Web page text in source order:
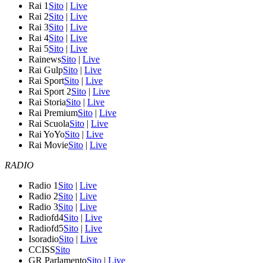
Rai 1 Sito | Live
Rai 2Sito | Live
Rai 3Sito | Live
Rai 4Sito | Live
Rai 5Sito | Live
RainewsSito | Live
Rai GulpSito | Live
Rai SportSito | Live
Rai Sport 2Sito | Live
Rai StoriaSito | Live
Rai PremiumSito | Live
Rai ScuolaSito | Live
Rai YoYoSito | Live
Rai MovieSito | Live
RADIO
Radio 1 Sito | Live
Radio 2Sito | Live
Radio 3Sito | Live
Radiofd4Sito | Live
Radiofd5Sito | Live
IsoradioSito | Live
CCISSSito
GR ParlamentoSito | Live